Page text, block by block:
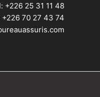
+226 25 31 11 48
+226 70 27 43 74